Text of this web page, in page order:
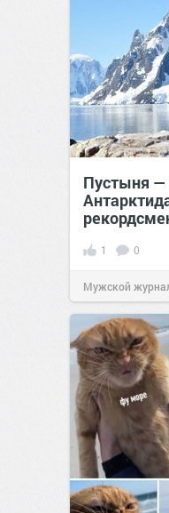
Пустыня —
1 0
Мужской